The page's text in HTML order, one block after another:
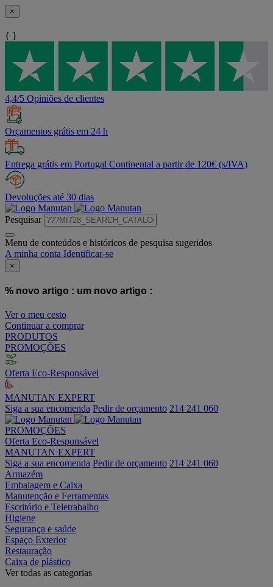
×
{ }
4,4/5 Opiniões de clientes
Orçamentos grátis em 24 h
Entrega grátis em Portugal Continental a partir de 120€ (s/IVA)
Devoluções até 30 dias
Pesquisar
Menu de conteúdos e históricos de pesquisa sugeridos
A minha conta Identificar-se
×
% novo artigo : um novo artigo :
Ver o meu cesto
Continuar a comprar
PRODUTOS
PROMOÇÕES
Oferta Eco-Responsável
MANUTAN EXPERT
Siga a sua encomenda Pedir de orçamento 214 241 060
PROMOÇÕES
Oferta Eco-Responsável
MANUTAN EXPERT
Siga a sua encomenda Pedir de orçamento 214 241 060
Armazém
Embalagem e Caixa
Manutenção e Ferramentas
Escritório e Teletrabalho
Higiene
Segurança e saúde
Espaço Exterior
Restauração
Caixa de plástico
Ver todas as categorias